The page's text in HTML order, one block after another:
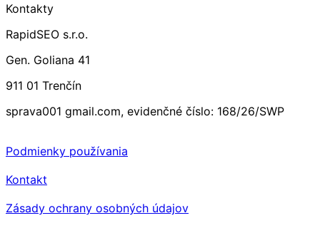
Kontakty
RapidSEO s.r.o.
Gen. Goliana 41
911 01 Trenčín
sprava001 gmail.com, evidenčné číslo: 168/26/SWP
Podmienky používania
Kontakt
Zásady ochrany osobných údajov